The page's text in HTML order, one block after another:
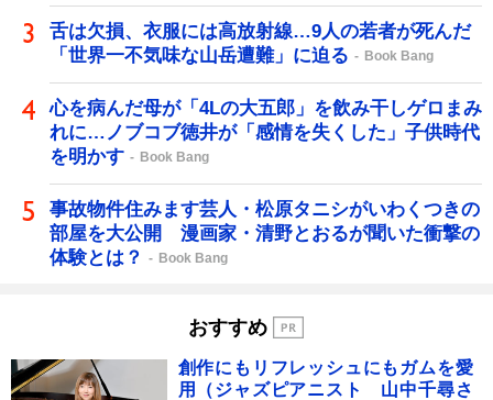
舌は欠損、衣服には高放射線…9人の若者が死んだ
「世界一不気味な山岳遭難」に迫る
Book Bang
心を病んだ母が「4Lの大五郎」を飲み干しゲロまみ
れに…ノブコブ徳井が「感情を失くした」子供時代
を明かす
Book Bang
事故物件住みます芸人・松原タニシがいわくつきの
部屋を大公開 漫画家・清野とおるが聞いた衝撃の
体験とは？
Book Bang
おすすめ
創作にもリフレッシュにもガムを愛
用（ジャズピアニスト 山中千尋さ